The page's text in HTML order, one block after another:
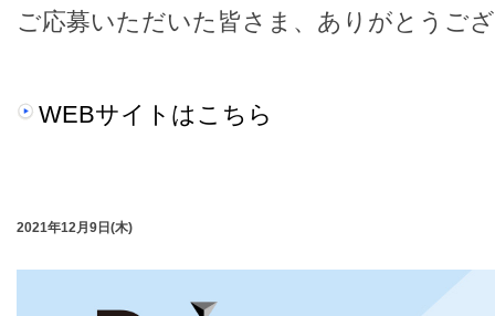
ご応募いただいた皆さま、ありがとうご
WEBサイトはこちら
2021年12月9日(木)